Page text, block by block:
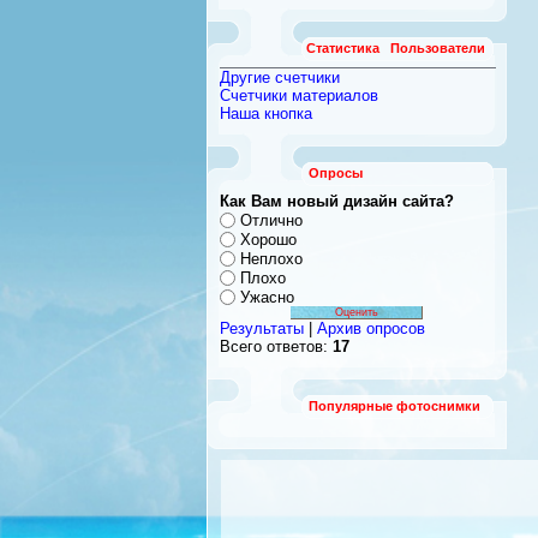
Статистика Пользователи
Другие счетчики
Счетчики материалов
Наша кнопка
Опросы
Как Вам новый дизайн сайта?
Отлично
Хорошо
Неплохо
Плохо
Ужасно
Результаты
Архив опросов
Всего ответов: 17
Популярные фотоснимки